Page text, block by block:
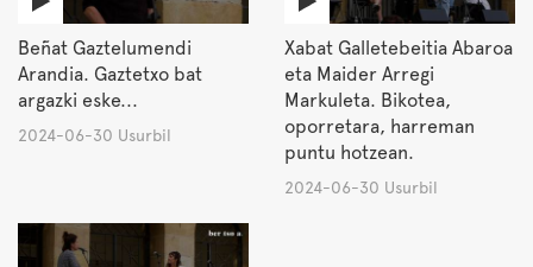
Beñat Gaztelumendi
Arandia. Gaztetxo bat
argazki eske...
2024-06-30 Usurbil
Xabat Galletebeitia Abaroa
eta Maider Arregi
Markuleta. Bikotea,
oporretara, harreman
puntu hotzean.
2024-06-30 Usurbil